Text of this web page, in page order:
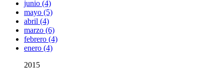
junio (4)
mayo (5)
abril (4)
marzo (6)
febrero (4)
enero (4)
2015